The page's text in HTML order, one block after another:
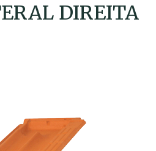
DIREITA